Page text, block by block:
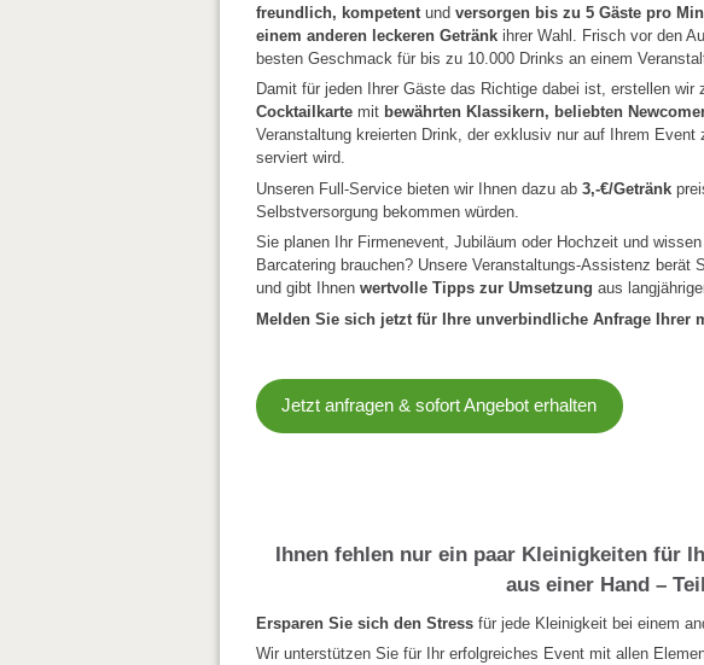
freundlich, kompetent und versorgen bis zu 5 Gäste pro
einem anderen leckeren Getränk ihrer Wahl. Frisch vor den
besten Geschmack für bis zu 10.000 Drinks an einem
Damit für jeden Ihrer Gäste das Richtige dabei ist, erstellen wir
Cocktailkarte mit bewährten Klassikern, beliebten
Veranstaltung kreierten Drink, der exklusiv nur auf Ihrem
serviert wird.
Unseren Full-Service bieten wir Ihnen dazu ab 3,-€/Getränk
Selbstversorgung bekommen würden.
Sie planen Ihr Firmenevent, Jubiläum oder Hochzeit und
Barcatering brauchen? Unsere Veranstaltungs-Assistenz
und gibt Ihnen wertvolle Tipps zur Umsetzung aus
Melden Sie sich jetzt für Ihre unverbindliche Anfrage Ihrer
Jetzt anfragen & sofort Angebot erhalten
Ihnen fehlen nur ein paar Kleinigkeiten für
aus einer Hand –
Ersparen Sie sich den Stress für jede Kleinigkeit bei einem
Wir unterstützen Sie für Ihr erfolgreiches Event mit allen